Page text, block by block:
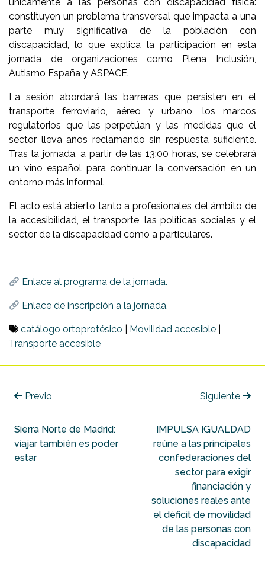
únicamente a las personas con discapacidad física:
constituyen un problema transversal que impacta a una
parte muy significativa de la población con
discapacidad, lo que explica la participación en esta
jornada de organizaciones como Plena Inclusión,
Autismo España y ASPACE.
La sesión abordará las barreras que persisten en el
transporte ferroviario, aéreo y urbano, los marcos
regulatorios que las perpetúan y las medidas que el
sector lleva años reclamando sin respuesta suficiente.
Tras la jornada, a partir de las 13:00 horas, se celebrará
un vino español para continuar la conversación en un
entorno más informal.
El acto está abierto tanto a profesionales del ámbito de
la accesibilidad, el transporte, las políticas sociales y el
sector de la discapacidad como a particulares.
Enlace al programa de la jornada.
Enlace de inscripción a la jornada.
catálogo ortoprotésico Movilidad accesible
Transporte accesible
Previo
Sierra Norte de Madrid:
viajar también es poder
estar
Siguiente
IMPULSA IGUALDAD
reúne a las principales
confederaciones del
sector para exigir
financiación y
soluciones reales ante
el déficit de movilidad
de las personas con
discapacidad